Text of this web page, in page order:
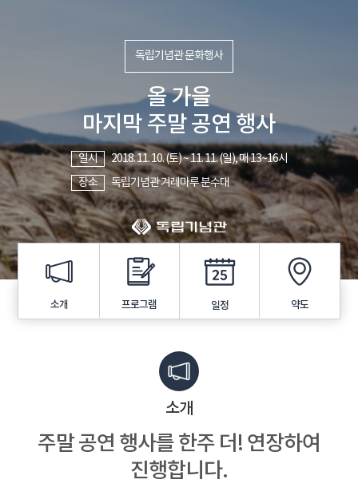
독립기념관 문화행사
올 가을
마지막 주말 공연 행사
일시
2018. 11. 10. (토) ~ 11. 11. (일), 매 13~16시
장소
독립기념관 겨레마루 분수대
소개 프로그램 일정 약도
소개
주말 공연 행사를 한주 더! 연장하여
진행합니다.